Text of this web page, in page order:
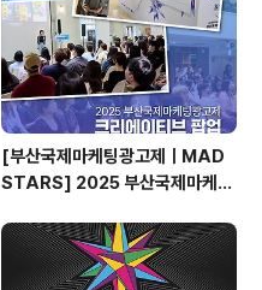
[부산국제마케팅광고제ㅣMAD
STARS] 2025 부산국제마케팅
기